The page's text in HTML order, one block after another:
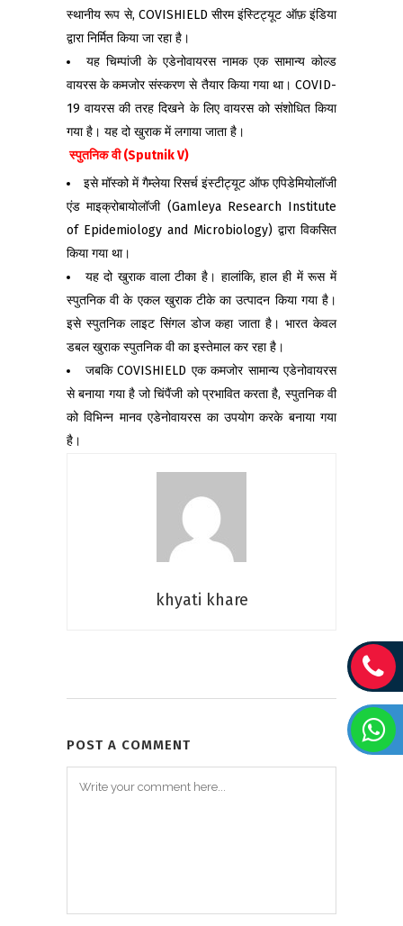
स्थानीय रूप से, COVISHIELD सीरम इंस्टिट्यूट ऑफ़ इंडिया
द्वारा निर्मित किया जा रहा है।
यह चिम्पांजी के एडेनोवायरस नामक एक सामान्य कोल्ड
वायरस के कमजोर संस्करण से तैयार किया गया था। COVID-
19 वायरस की तरह दिखने के लिए वायरस को संशोधित किया
गया है। यह दो खुराक में लगाया जाता है।
स्पुतनिक वी(Sputnik V)
इसे मॉस्को में गैम्लेया रिसर्च इंस्टीट्यूट ऑफ एपिडेमियोलॉजी
एंड माइक्रोबायोलॉजी (Gamleya Research Institute
of Epidemiology and Microbiology) द्वारा विकसित
किया गया था।
यह दो खुराक वाला टीका है। हालांकि, हाल ही में रूस में
स्पुतनिक वी के एकल खुराक टीके का उत्पादन किया गया है।
इसे स्पुतनिक लाइट सिंगल डोज कहा जाता है। भारत केवल
डबल खुराक स्पुतनिक वी का इस्तेमाल कर रहा है।
जबकि COVISHIELD एक कमजोर सामान्य एडेनोवायरस
से बनाया गया है जो चिंपैंजी को प्रभावित करता है, स्पुतनिक वी
को विभिन्न मानव एडेनोवायरस का उपयोग करके बनाया गया
है।
khyati khare
POST A COMMENT